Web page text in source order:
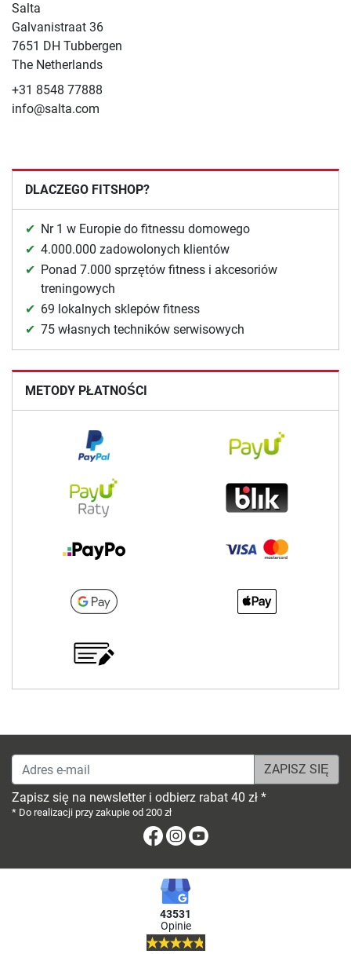
Salta
Galvanistraat 36
7651 DH Tubbergen
The Netherlands
+31 8548 77888
info@salta.com
DLACZEGO FITSHOP?
Nr 1 w Europie do fitnessu domowego
4.000.000 zadowolonych klientów
Ponad 7.000 sprzętów fitness i akcesoriów
treningowych
69 lokalnych sklepów fitness
75 własnych techników serwisowych
METODY PŁATNOŚCI
Adres e-mail
Zapisz się na newsletter i odbierz rabat 40 zł *
* Do realizacji przy zakupie od 200 zł
FacebookInstagram
43531
Opinie